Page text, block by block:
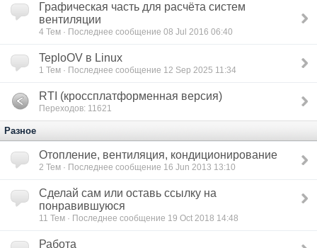
Графическая часть для расчёта систем
вентиляции
4 Тем · Последнее сообщение 08 Jul 2016 06:40
TeploOV в Linux
1 Тем · Последнее сообщение 12 Sep 2025 11:34
RTI (кроссплатформенная версия)
Переходов: 11621
Разное
Отопление, вентиляция, кондиционирование
2 Тем · Последнее сообщение 16 Jun 2013 13:10
Сделай сам или оставь ссылку на
понравившуюся
11 Тем · Последнее сообщение 19 Oct 2018 14:48
Работа